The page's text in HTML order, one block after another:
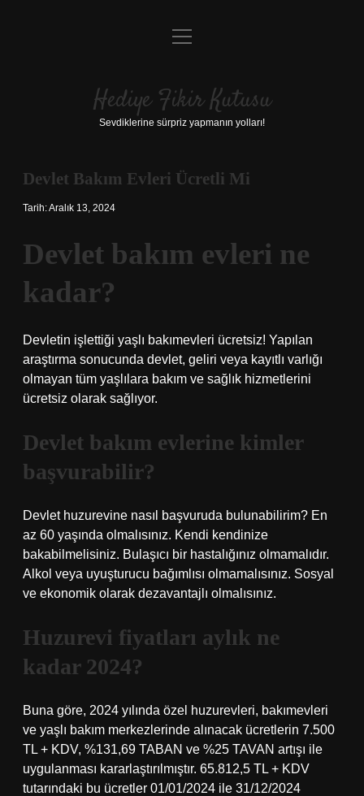
Anasayfa
Yasal Uyarı
menüyü
Hediye Fikir Kutusu
Sevdiklerine sürpriz yapmanın yolları!
Devlet Bakım Evleri Ücretli Mi
Tarih: Aralık 13, 2024
Devlet bakım evleri ne
kadar?
Devletin işlettiği yaşlı bakımevleri ücretsiz! Yapılan
araştırma sonucunda devlet, geliri veya kayıtlı varlığı
olmayan tüm yaşlılara bakım ve sağlık hizmetlerini
ücretsiz olarak sağlıyor.
Devlet bakım evlerine kimler
başvurabilir?
Devlet huzurevine nasıl başvuruda bulunabilirim? En
az 60 yaşında olmalısınız. Kendi kendinize
bakabilmelisiniz. Bulaşıcı bir hastalığınız olmamalıdır.
Alkol veya uyuşturucu bağımlısı olmamalısınız. Sosyal
ve ekonomik olarak dezavantajlı olmalısınız.
Huzurevi fiyatları aylık ne
kadar 2024?
Buna göre, 2024 yılında özel huzurevleri, bakımevleri
ve yaşlı bakım merkezlerinde alınacak ücretlerin 7.500
TL + KDV, %131,69 TABAN ve %25 TAVAN artışı ile
uygulanması kararlaştırılmıştır. 65.812,5 TL + KDV
tutarındaki bu ücretler 01/01/2024 ile 31/12/2024